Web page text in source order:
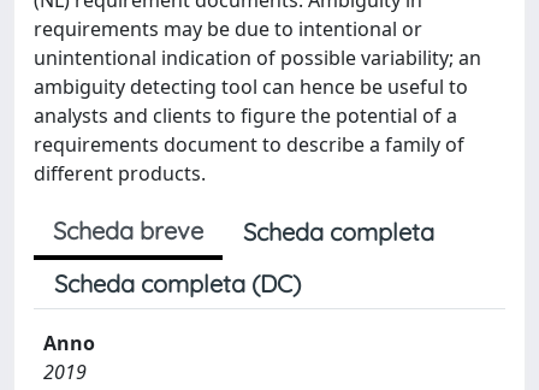
requirements may be due to intentional or
unintentional indication of possible variability; an
ambiguity detecting tool can hence be useful to
analysts and clients to figure the potential of a
requirements document to describe a family of
different products.
Scheda breve
Scheda completa
Scheda completa (DC)
Anno
2019